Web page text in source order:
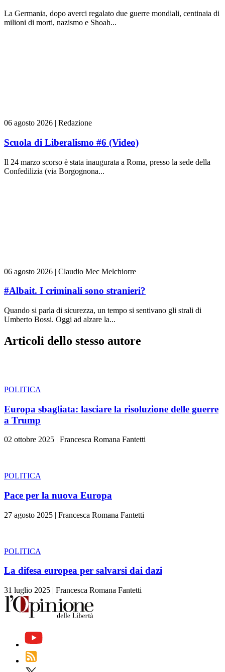
La Germania, dopo averci regalato due guerre mondiali, centinaia di
milioni di morti, nazismo e Shoah...
06 agosto 2026 | Redazione
Scuola di Liberalismo #6 (Video)
Il 24 marzo scorso è stata inaugurata a Roma, presso la sede della
Confedilizia (via Borgognona...
06 agosto 2026 | Claudio Mec Melchiorre
#Albait. I criminali sono stranieri?
Quando si parla di sicurezza, un tempo si sentivano gli strali di
Umberto Bossi. Oggi ad alzare la...
Articoli dello stesso autore
POLITICA
Europa sbagliata: lasciare la risoluzione delle guerre
a Trump
02 ottobre 2025 | Francesca Romana Fantetti
POLITICA
Pace per la nuova Europa
27 agosto 2025 | Francesca Romana Fantetti
POLITICA
La difesa europea per salvarsi dai dazi
31 luglio 2025 | Francesca Romana Fantetti